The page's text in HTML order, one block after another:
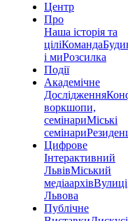
Центр
Про
Наша історія та
ціліКоманда
і миРозсилка
Події
Академічне
Дослідження
воркшопи,
семінариМіські
семінари
Цифрове
Інтерактивний
ЛьвівМіський
медіаархівВулиці
Львова
Публічне